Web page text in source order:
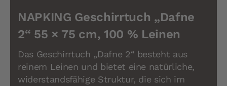
NAPKING Geschirrtuch „Dafne
2“ 55 × 75 cm, 100 % Leinen
Das Geschirrtuch „Dafne 2“ besteht aus
reinem Leinen und bietet eine natürliche,
widerstandsfähige Struktur, die sich im